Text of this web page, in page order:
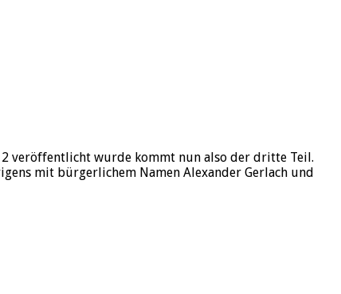
veröffentlicht wurde kommt nun also der dritte Teil.
mit bürgerlichem Namen Alexander Gerlach und